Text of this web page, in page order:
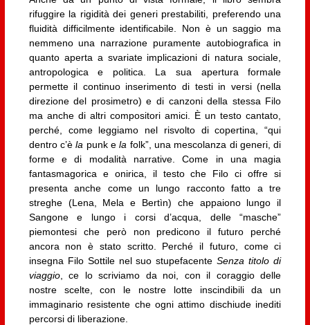
rifuggire la rigidità dei generi prestabiliti, preferendo una
fluidità difficilmente identificabile. Non è un saggio ma
nemmeno una narrazione puramente autobiografica in
quanto aperta a svariate implicazioni di natura sociale,
antropologica e politica. La sua apertura formale
permette il continuo inserimento di testi in versi (nella
direzione del prosimetro) e di canzoni della stessa Filo
ma anche di altri compositori amici. È un testo cantato,
perché, come leggiamo nel risvolto di copertina, “qui
dentro c’èla punk ela folk”, una mescolanza di generi, di
forme e di modalità narrative. Come in una magia
fantasmagorica e onirica, il testo che Filo ci offre si
presenta anche come un lungo racconto fatto a tre
streghe (Lena, Mela e Bertìn) che appaiono lungo il
Sangone e lungo i corsi d’acqua, delle “masche”
piemontesi che però non predicono il futuro perché
ancora non è stato scritto. Perché il futuro, come ci
insegna Filo Sottile nel suo stupefacenteSenza titolo di
viaggio, ce lo scriviamo da noi, con il coraggio delle
nostre scelte, con le nostre lotte inscindibili da un
immaginario resistente che ogni attimo dischiude inediti
percorsi di liberazione.